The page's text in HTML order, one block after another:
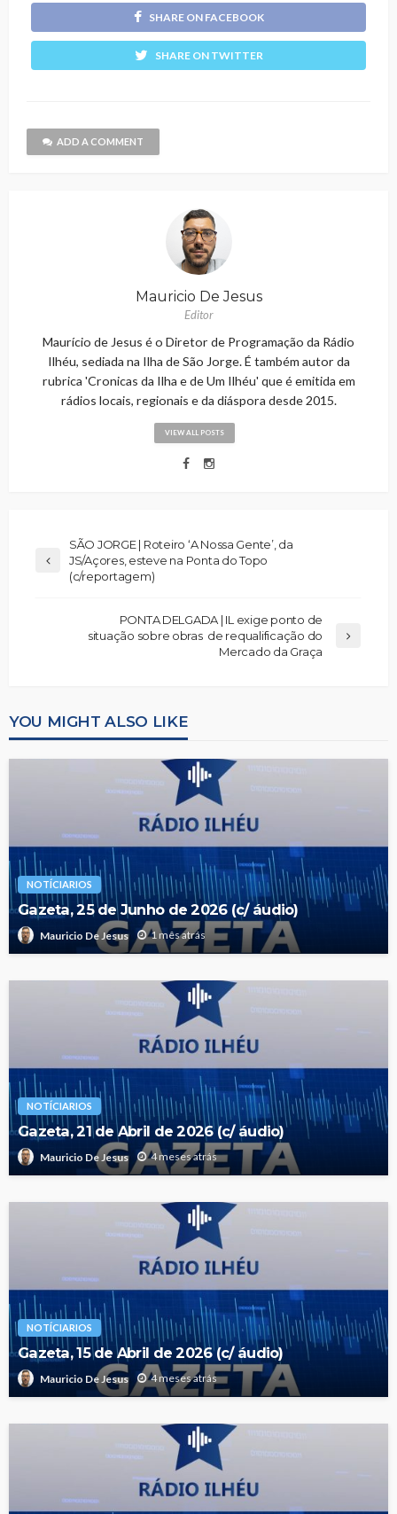
SHARE ON FACEBOOK
SHARE ON TWITTER
ADD A COMMENT
Mauricio De Jesus
Editor
Maurício de Jesus é o Diretor de Programação da Rádio
Ilhéu, sediada na Ilha de São Jorge. É também autor da
rubrica 'Cronicas da Ilha e de Um Ilhéu' que é emitida em
rádios locais, regionais e da diáspora desde 2015.
VIEW ALL POSTS
SÃO JORGE | Roteiro ‘A Nossa Gente’, da
JS/Açores, esteve na Ponta do Topo
(c/reportagem)
PONTA DELGADA | IL exige ponto de
situação sobre obras de requalificação do
Mercado da Graça
YOU MIGHT ALSO LIKE
NOTÍCIARIOS
Gazeta, 25 de Junho de 2026 (c/ áudio)
Mauricio De Jesus 1 mês atrás
NOTÍCIARIOS
Gazeta, 21 de Abril de 2026 (c/ áudio)
Mauricio De Jesus 4 meses atrás
NOTÍCIARIOS
Gazeta, 15 de Abril de 2026 (c/ áudio)
Mauricio De Jesus 4 meses atrás